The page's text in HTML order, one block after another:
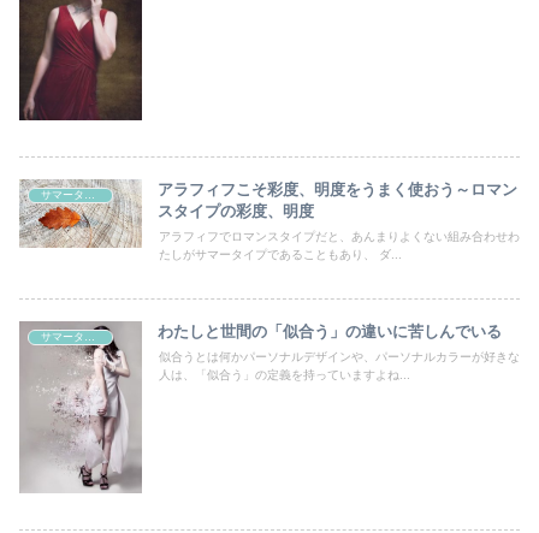
アラフィフこそ彩度、明度をうまく使おう～ロマン
スタイプの彩度、明度
アラフィフでロマンスタイプだと、あんまりよくない組み合わせわ
たしがサマータイプであることもあり、 ダ...
わたしと世間の「似合う」の違いに苦しんでいる
似合うとは何かパーソナルデザインや、パーソナルカラーが好きな
人は、「似合う」の定義を持っていますよね...